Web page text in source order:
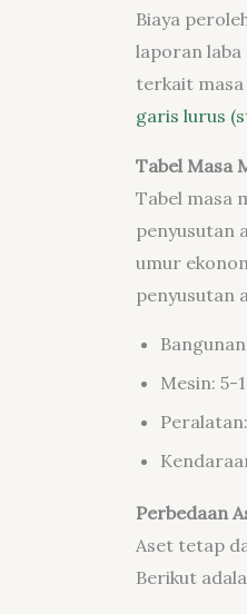
Biaya
laporan laba
terkait
garis lurus
Tabel Masa
Tabel masa
penyusutan
umur
penyusutan
Mesin: 5-
Perbedaan
Aset tetap
Berikut